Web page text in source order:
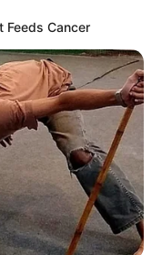
bom espero que
Feeds Cancer